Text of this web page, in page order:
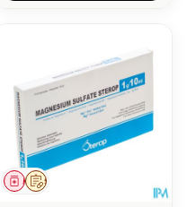
Sur prescription
Médicament